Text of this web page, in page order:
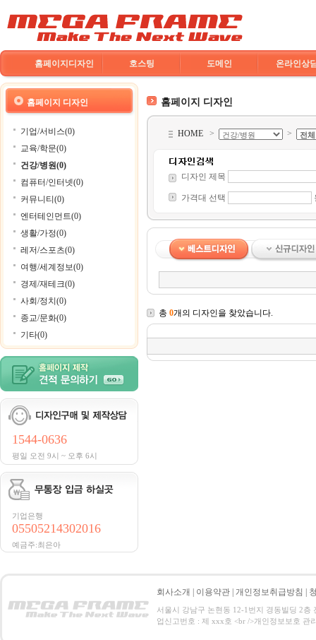
홈페이지디자인 호스팅 도메인 온라인상
홈페이지 디자인
기업/서비스(0)
교육/학문(0)
건강/병원(0)
컴퓨터/인터넷(0)
커뮤니티(0)
엔터테인먼트(0)
생활/가정(0)
레저/스포츠(0)
여행/세계정보(0)
경제/재테크(0)
사회/정치(0)
종교/문화(0)
기타(0)
1544-0636
평일 오전 9시 ~ 오후 6시
기업은행
05505214302016
예금주:최은아
홈페이지 디자인
HOME > >
디자인 제목
가격대 선택
총 0개의 디자인을 찾았습니다.
회사소개 이용약관 개인정보취급방침
서울시 강남구 논현동 12-1번지 경동빌딩 2
업신고번호 : 제 xxx호 <br />개인정보보호 관